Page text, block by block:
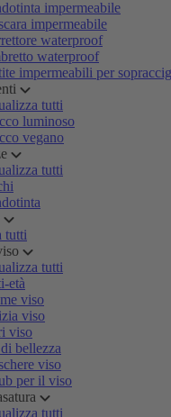
impermeabile
impermeabile
waterproof
waterproof
impermeabili per
tutti
luminoso
vegano
tutti
tutti
tutti
età
viso
viso
viso
bellezza
viso
per il viso
tutti